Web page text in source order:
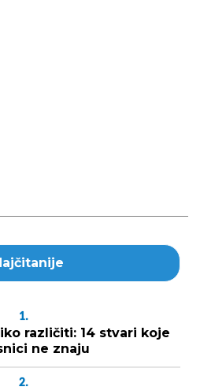
1.
različiti: 14 stvari koje
ne znaju
2.